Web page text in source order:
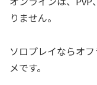
りません。
ソロプレイならオ
メです。